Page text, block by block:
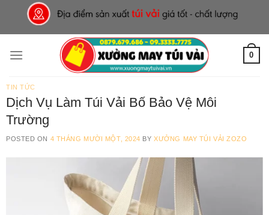
content
0
TIN TỨC
Dịch Vụ Làm Túi Vải Bố Bảo Vệ Môi
Trường
POSTED ON 4 THÁNG MƯỜI MỘT, 2024 BYXƯỞNG MAY TÚI VẢI ZOZO